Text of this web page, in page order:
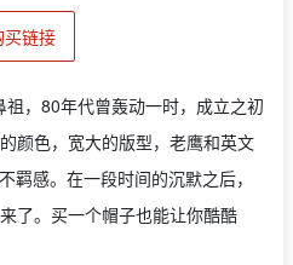
买链接
，80年代曾轰动一时，成立之初
颜色，宽大的版型，老鹰和英文
羁感。在一段时间的沉默之后，
了。买一个帽子也能让你酷酷